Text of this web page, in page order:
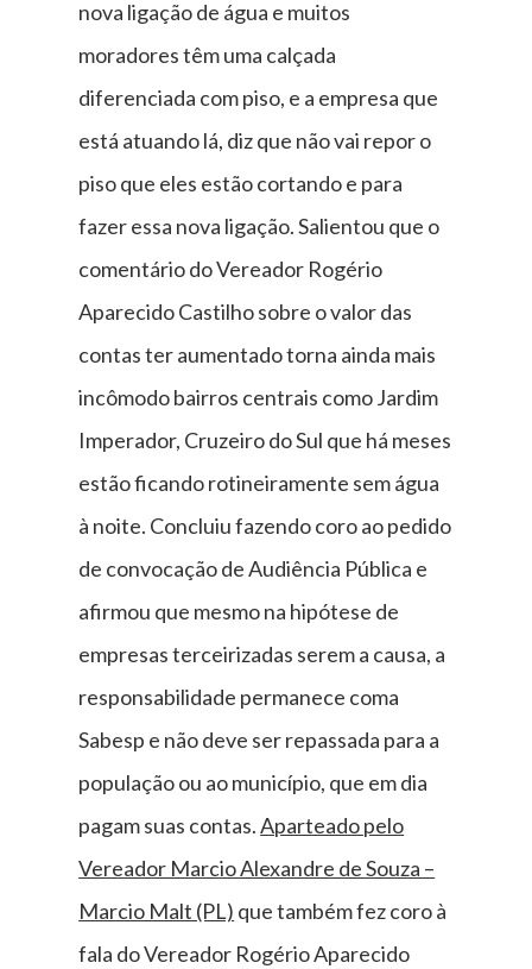
nova ligação de água e muitos
moradores têm uma calçada
diferenciada com piso, e a empresa que
está atuando lá, diz que não vai repor o
piso que eles estão cortando e para
fazer essa nova ligação. Salientou que o
comentário do Vereador Rogério
Aparecido Castilho sobre o valor das
contas ter aumentado torna ainda mais
incômodo bairros centrais como Jardim
Imperador, Cruzeiro do Sul que há meses
estão ficando rotineiramente sem água
à noite. Concluiu fazendo coro ao pedido
de convocação de Audiência Pública e
afirmou que mesmo na hipótese de
empresas terceirizadas serem a causa, a
responsabilidade permanece coma
Sabesp e não deve ser repassada para a
população ou ao município, que em dia
pagam suas contas.Aparteado pelo
Vereador Marcio Alexandre de Souza –
Marcio Malt (PL) que também fez coro à
fala do Vereador Rogério Aparecido